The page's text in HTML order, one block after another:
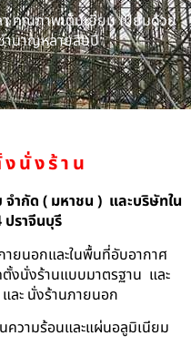
คุณภาพเต็มเยี่ยม เปี่ยมด้วย
ำนาญหลายสิบปี
นั่งร้าน
ำกัด ( มหาชน ) และบริษัทใน
ปราจีนบุรี
ยนอกและในพื้นที่อับอากาศ
งนั่งร้านแบบมาตรฐาน และ
ละ นั่งร้านภายนอก
วามร้อนและแผ่นอลูมิเนียม